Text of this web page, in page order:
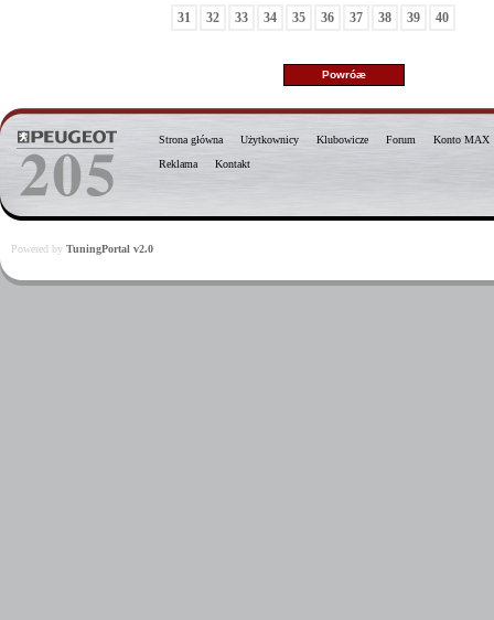
31 32 33 34 35 36 37 38 39 40
Strona główna Użytkownicy Klubowicze Forum
Konto MAX
Reklama
Kontakt
Powered by TuningPortal v2.0